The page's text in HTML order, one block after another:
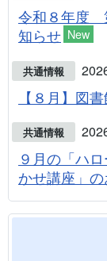
令和８年度
知らせ New
共通情報
【８月】図
共通情報
９月の「ハ
かせ講座」